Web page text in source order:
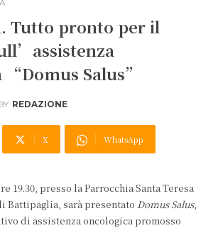
Tutto pronto per il
Salus”
REDAZIONE
X WhatsApp
19.30, presso la Parrocchia Santa Teresa
Battipaglia, sarà presentato Domus Salus,
di assistenza oncologica promosso